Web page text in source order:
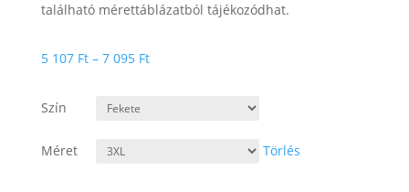
található mérettáblázatból tájékozódhat.
5 107 Ft – 7 095 FtÁrtartomány:
Szín
Méret Törlés